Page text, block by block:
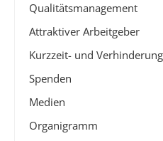
Qualitätsmanagement
Attraktiver Arbeitgeber
Kurzzeit- und
Spenden
Medien
Organigramm